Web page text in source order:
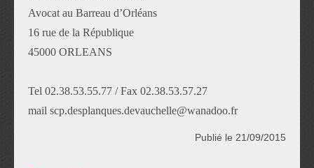
Avocat au Barreau d’Orléans
16 rue de la République
45000 ORLEANS
Tel 02.38.53.55.77 / Fax 02.38.53.57.27
mail scp.desplanques.devauchelle@wanadoo.fr
Publié le 21/09/2015